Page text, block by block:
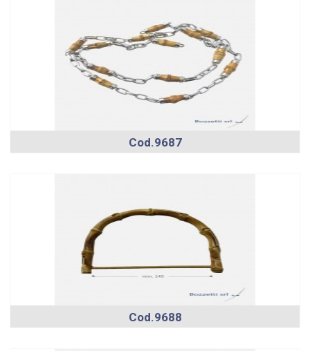
Cod.9687
Cod.9688